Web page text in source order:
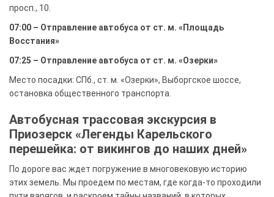
просп., 10.
07:00 – Отправление автобуса от ст. м. «Площадь
Восстания»
07:25 – Отправление автобуса от ст. м. «Озерки»
Место посадки: СПб., ст. м. «Озерки», Выборгское шоссе,
остановка общественного транспорта.
Автобусная трассовая экскурсия в
Приозерск «Легенды Карельского
перешейка: от викингов до наших дней»
По дороге вас ждет погружение в многовековую историю
этих земель. Мы проедем по местам, где когда-то проходили